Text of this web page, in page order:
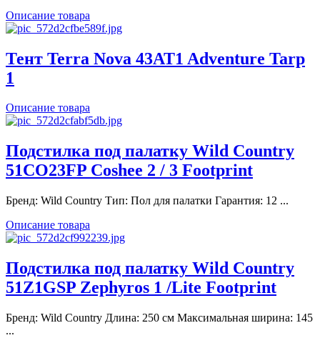
Описание товара
Тент Terra Nova 43AT1 Adventure Tarp
1
Описание товара
Подстилка под палатку Wild Country
51CO23FP Coshee 2 / 3 Footprint
Бренд: Wild Country Тип: Пол для палатки Гарантия: 12 ...
Описание товара
Подстилка под палатку Wild Country
51Z1GSP Zephyros 1 /Lite Footprint
Бренд: Wild Country Длина: 250 см Максимальная ширина: 145
...